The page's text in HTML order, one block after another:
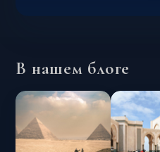
В нашем блоге